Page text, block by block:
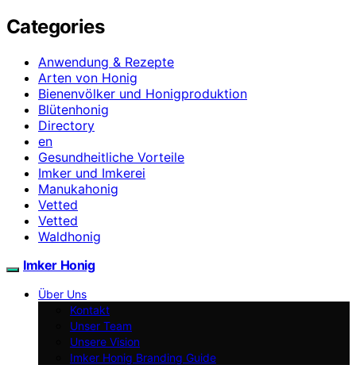
Categories
Anwendung & Rezepte
Arten von Honig
Bienenvölker und Honigproduktion
Blütenhonig
Directory
en
Gesundheitliche Vorteile
Imker und Imkerei
Manukahonig
Vetted
Vetted
Waldhonig
Imker Honig
Über Uns
Kontakt
Unser Team
Unsere Vision
Imker Honig Branding Guide